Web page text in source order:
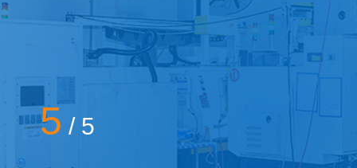
专业生产能力
按照公司设计文件规定的产品方案、技
1 / 5